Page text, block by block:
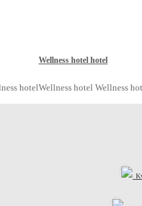
hotel
Wellness hotel hotel
Wellness hotel Wellness